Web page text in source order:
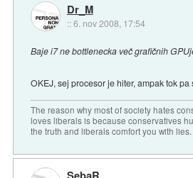
Dr_M
::6. nov 2008, 17:54
Baje i7 ne bottlenecka več grafičnih
OKEJ, sej procesor je hiter, ampak tok pa
The reason why most of society hates
loves liberals is because conservatives
the truth and liberals comfort you with lies.